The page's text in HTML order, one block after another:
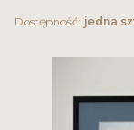
Dostępność: jedna